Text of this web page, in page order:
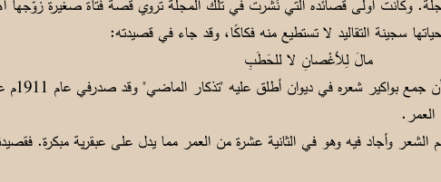
وكانت أولى قصائده التي نُشرت في تلك المجلة تروي قصة فتاة صغيرة
سجينة التقاليد لا تستطيع منه فكاكًا، وقد جاء في قصيدته:
مالَ لِلأغْصانِ لا للحَطَبِ
ثم
العمر.
الشعر وأجاد فيه وهو في الثانية عشرة من العمر مما يدل على عبقرية مبكرة.